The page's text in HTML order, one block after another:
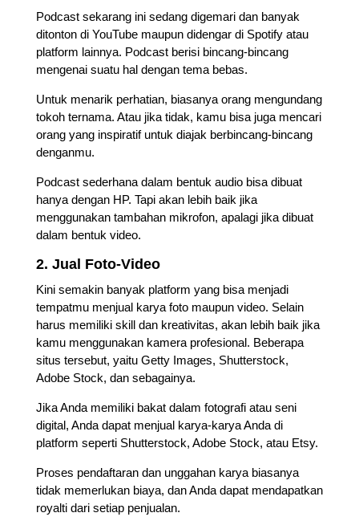
Podcast sekarang ini sedang digemari dan banyak
ditonton di YouTube maupun didengar di Spotify atau
platform lainnya. Podcast berisi bincang-bincang
mengenai suatu hal dengan tema bebas.
Untuk menarik perhatian, biasanya orang mengundang
tokoh ternama. Atau jika tidak, kamu bisa juga mencari
orang yang inspiratif untuk diajak berbincang-bincang
denganmu.
Podcast sederhana dalam bentuk audio bisa dibuat
hanya dengan HP. Tapi akan lebih baik jika
menggunakan tambahan mikrofon, apalagi jika dibuat
dalam bentuk video.
2. Jual Foto-Video
Kini semakin banyak platform yang bisa menjadi
tempatmu menjual karya foto maupun video. Selain
harus memiliki skill dan kreativitas, akan lebih baik jika
kamu menggunakan kamera profesional. Beberapa
situs tersebut, yaitu Getty Images, Shutterstock,
Adobe Stock, dan sebagainya.
Jika Anda memiliki bakat dalam fotografi atau seni
digital, Anda dapat menjual karya-karya Anda di
platform seperti Shutterstock, Adobe Stock, atau Etsy.
Proses pendaftaran dan unggahan karya biasanya
tidak memerlukan biaya, dan Anda dapat mendapatkan
royalti dari setiap penjualan.